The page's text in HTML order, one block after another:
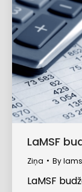
LaMSF
Ziņa By
LaMSF